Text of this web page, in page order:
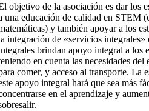
objetivo de la asociación es dar los
una educación de calidad en STEM
y también apoyar a los
integración de «servicios
brindan apoyo integral a los
en cuenta las necesidades
comer, y acceso al transporte. La
apoyo integral hará que sea más
en el aprendizaje y